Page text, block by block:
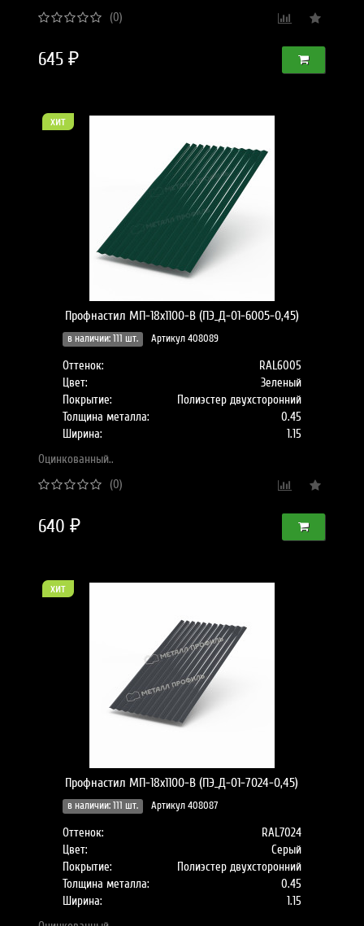
(0)
645 ₽
хит
Профнастил МП-18x1100-B (ПЭ_Д-01-6005-0,45)
в наличии: 111 шт. Артикул 408089
Оттенок:
RAL6005
Цвет:
Зеленый
Покрытие:
Полиэстер двухсторонний
Толщина металла:
0.45
Ширина:
1.15
Оцинкованный..
(0)
640 ₽
хит
Профнастил МП-18x1100-B (ПЭ_Д-01-7024-0,45)
в наличии: 111 шт. Артикул 408087
Оттенок:
RAL7024
Цвет:
Серый
Покрытие:
Полиэстер двухсторонний
Толщина металла:
0.45
Ширина:
1.15